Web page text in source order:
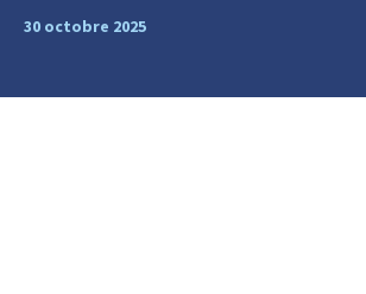
30 octobre 2025